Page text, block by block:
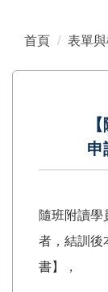
首頁 表單
申
隨班附讀學
者，結訓後
書】，